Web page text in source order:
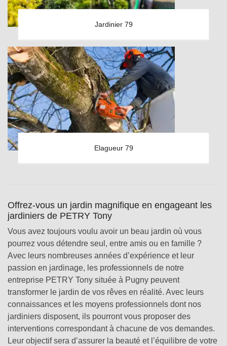
Jardinier 79
Elagueur 79
Offrez-vous un jardin magnifique en engageant les
jardiniers de PETRY Tony
Vous avez toujours voulu avoir un beau jardin où vous
pourrez vous détendre seul, entre amis ou en famille ?
Avec leurs nombreuses années d’expérience et leur
passion en jardinage, les professionnels de notre
entreprise PETRY Tony située à Pugny peuvent
transformer le jardin de vos rêves en réalité. Avec leurs
connaissances et les moyens professionnels dont nos
jardiniers disposent, ils pourront vous proposer des
interventions correspondant à chacune de vos demandes.
Leur objectif sera d’assurer la beauté et l’équilibre de votre